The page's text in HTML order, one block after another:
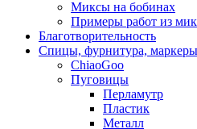
Миксы на бобинах
Примеры работ из
Благотворительность
Спицы, фурнитура, маркеры
ChiaoGoo
Пуговицы
Перламутр
Пластик
Металл